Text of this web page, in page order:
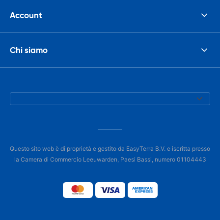
Account
Chi siamo
Questo sito web è di proprietà e gestito da EasyTerra B.V. e iscritta presso
la Camera di Commercio Leeuwarden, Paesi Bassi, numero 01104443